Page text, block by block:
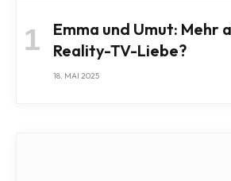
Emma und Umut: Mehr
Reality-TV-Liebe?
18. MAI 2025